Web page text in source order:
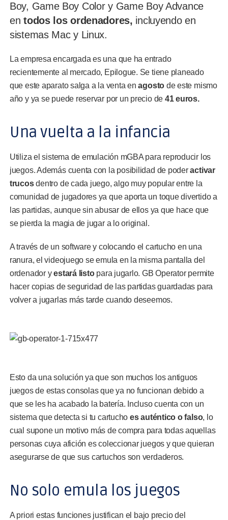
Boy, Game Boy Color y Game Boy Advance
en todos los ordenadores, incluyendo en
sistemas Mac y Linux.
La empresa encargada es una que ha entrado
recientemente al mercado, Epilogue. Se tiene planeado
que este aparato salga a la venta enagosto de este mismo
año y ya se puede reservar por un precio de 41 euros.
Una vuelta a la infancia
Utiliza el sistema de emulación mGBA para reproducir los
juegos. Además cuenta con la posibilidad de poderactivar
trucosdentro de cada juego, algo muy popular entre la
comunidad de jugadores ya que aporta un toque divertido a
las partidas, aunque sin abusar de ellos ya que hace que
se pierda la magia de jugar a lo original.
A través de un software y colocando el cartucho en una
ranura, el videojuego se emula en la misma pantalla del
ordenador yestará listopara jugarlo. GB Operator permite
hacer copias de seguridad de las partidas guardadas para
volver a jugarlas más tarde cuando deseemos.
Esto da una solución ya que son muchos los antiguos
juegos de estas consolas que ya no funcionan debido a
que se les ha acabado la batería. Incluso cuenta con un
sistema que detecta si tu cartucho es auténtico o falso, lo
cual supone un motivo más de compra para todas aquellas
personas cuya afición es coleccionar juegos y que quieran
asegurarse de que sus cartuchos son verdaderos.
No solo emula los juegos
A priori estas funciones justifican el bajo precio del